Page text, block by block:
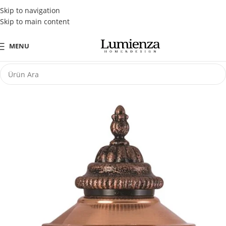
Skip to navigation
Skip to main content
Tüm Kredi Kartlarına Peşin Fiyatına 3 Taksit Fırsatı
MENU